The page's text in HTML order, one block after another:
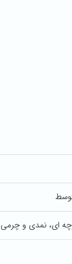
ای، نمدی و چرمی